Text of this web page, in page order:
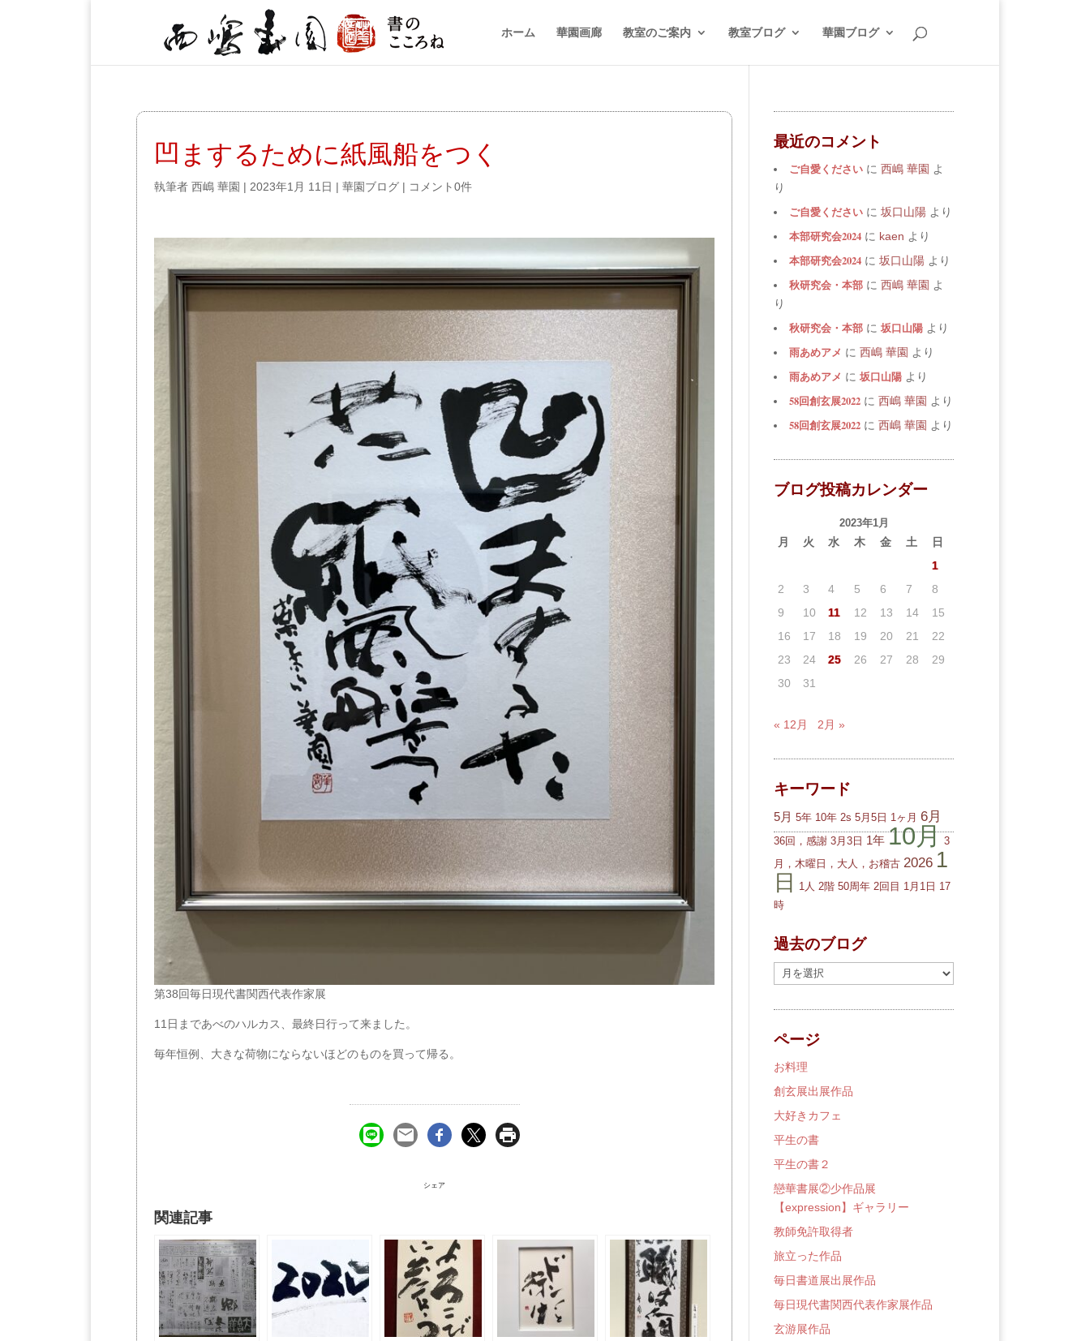
ホーム 華園画廊 教室のご案内 教室ブログ 華園ブログ
凹まするために紙風船をつく
執筆者 西嶋 華園 | 2023年1月 11日 | 華園ブログ | コメント0件
第38回毎日現代書関西代表作家展
11日まであべのハルカス、最終日行って来ました。
毎年恒例、大きな荷物にならないほどのものを買って帰る。
シェア
関連記事
最近のコメント
ご自愛ください に 西嶋 華園 よ
り
ご自愛ください に 坂口山陽 より
本部研究会2024 に kaen より
本部研究会2024 に 坂口山陽 より
秋研究会・本部 に 西嶋 華園 よ
り
秋研究会・本部 に 坂口山陽 より
雨あめアメ に 西嶋 華園 より
雨あめアメ に 坂口山陽 より
58回創玄展2022 に 西嶋 華園 より
58回創玄展2022 に 西嶋 華園 より
ブログ投稿カレンダー
2023年1月
月 火 水 木 金 土
日
1
2
3 4 5 6 7
8
9
10 11 12 13 14
15
16
17 18 19 20 21
22
23
24 25 26 27 28
29
30
31
« 12月 2月 »
キーワード
5月 5年 10年 2s 5月5日 1ヶ月 6月
36回，感謝 3月3日 1年 10月 3
月，木曜日，大人，お稽古 2026 1
日
1人 2階 50周年 2回目 1月1日 17
時
過去のブログ
去
の
ロ
グ
ページ
お料理
創玄展出展作品
大好きカフェ
平生の書
平生の書２
戀華書展②少作品展
【expression】ギャラリー
教師免許取得者
旅立った作品
毎日書道展出展作品
毎日現代書関西代表作家展作品
玄游展作品